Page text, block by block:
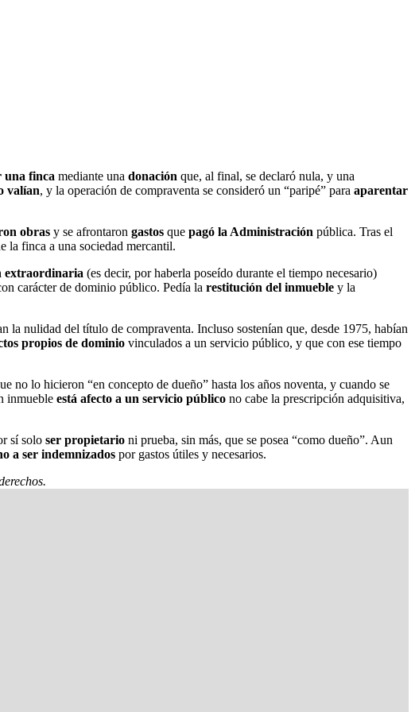
finca mediante una donación que, al final, se declaró nula, y una
valían, y la operación de compraventa se consideró un “paripé” para aparentar
obras y se afrontaron gastos que pagó la Administración pública. Tras el
la finca a una sociedad mercantil.
extraordinaria (es decir, por haberla poseído durante el tiempo necesario)
carácter de dominio público. Pedía la restitución del inmueble y la
la nulidad del título de compraventa. Incluso sostenían que, desde 1975, habían
propios de dominio vinculados a un servicio público, y que con ese tiempo
no lo hicieron “en concepto de dueño” hasta los años noventa, y cuando se
inmueble está afecto a un servicio público no cabe la prescripción adquisitiva,
sí solo ser propietario ni prueba, sin más, que se posea “como dueño”. Aun
a ser indemnizados por gastos útiles y necesarios.